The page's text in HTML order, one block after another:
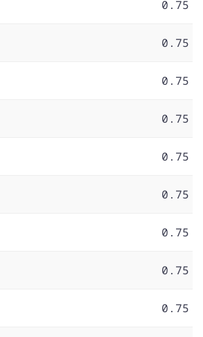
0.75
0.75
0.75
0.75
0.75
0.75
0.75
0.75
0.75